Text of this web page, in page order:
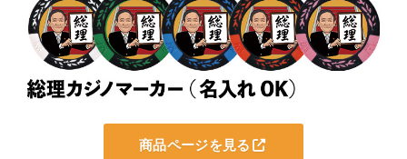
商品ページを見る